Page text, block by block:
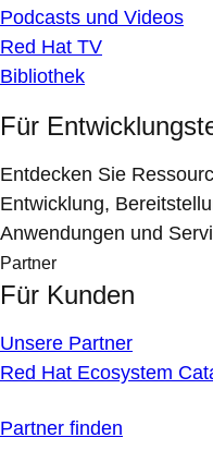
Podcasts und Videos
Red Hat TV
Bibliothek
Für
Entdecken Sie
Entwicklung,
Anwendungen und
Partner
Für Kunden
Unsere Partner
Red Hat Ecosystem
Partner finden